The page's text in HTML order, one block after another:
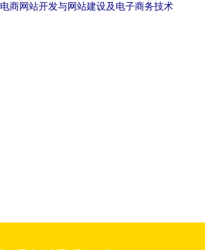
电商网站开发与网站建设及电子商务技术